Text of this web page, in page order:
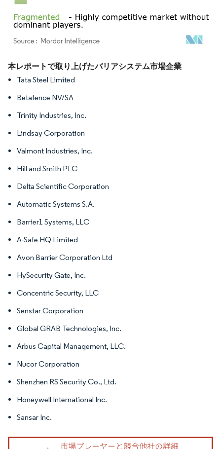
画像 © Mordor Intelligence。再利用にはCC BY 4.0の表示が必要です。
本レポートで取り上げたバリアシステム市場企業
Tata Steel Limited
Betafence NV/SA
Trinity Industries, Inc.
Lindsay Corporation
Valmont Industries, Inc.
Hill and Smith PLC
Delta Scientific Corporation
Automatic Systems S.A.
Barrier1 Systems, LLC
A-Safe HQ Limited
Avon Barrier Corporation Ltd
HySecurity Gate, Inc.
Concentric Security, LLC
Senstar Corporation
Global GRAB Technologies, Inc.
Arbus Capital Management, LLC.
Nucor Corporation
Shenzhen RS Security Co., Ltd.
Honeywell International Inc.
Sansar Inc.